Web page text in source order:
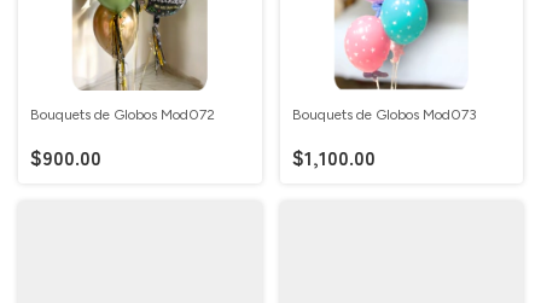
Bouquets de Globos Mod072
$900.00
Bouquets de Globos Mod073
$1,100.00